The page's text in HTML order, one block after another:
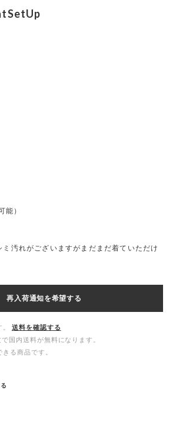
能）
汚れがございますがまだまだ着ていただけ
再入荷通知を希望する
送料を確認する
国内送料が無料になります。
る商品です。